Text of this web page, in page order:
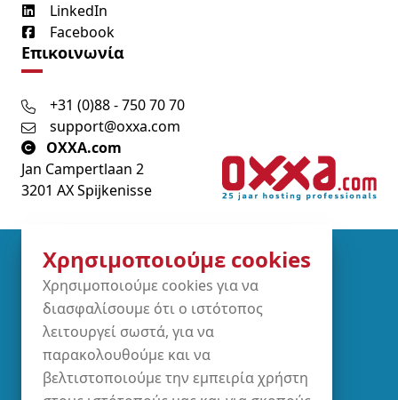
Χρησιμοποιούμε cookies
Χρησιμοποιούμε cookies για να
διασφαλίσουμε ότι ο ιστότοπος
λειτουργεί σωστά, για να
παρακολουθούμε και να
βελτιστοποιούμε την εμπειρία χρήστη
LinkedIn
Facebook
Επικοινωνία
+31 (0)88 - 750 70 70
support@oxxa.com
OXXA.com
Jan Campertlaan 2
3201 AX Spijkenisse
Partners